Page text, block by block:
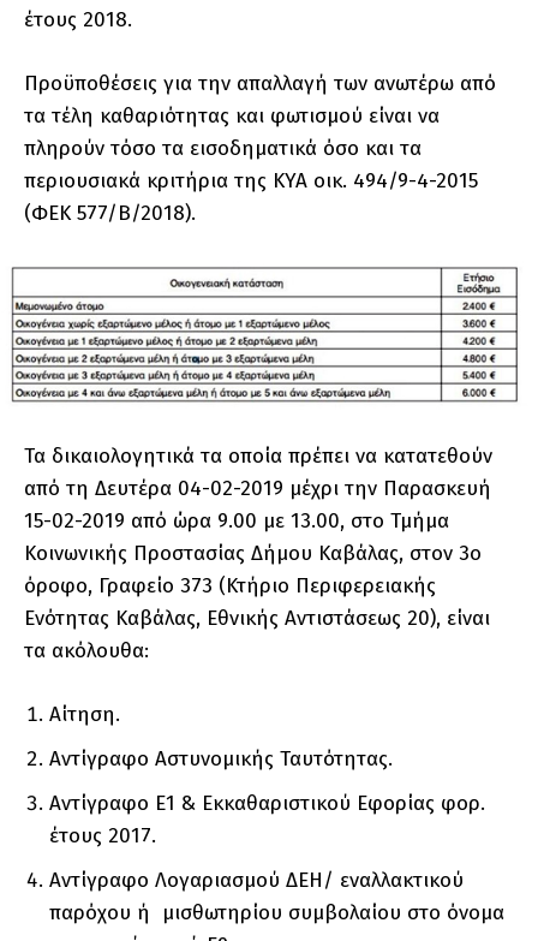
έτους 2018.
Προϋποθέσεις για την απαλλαγή των ανωτέρω από
τα τέλη καθαριότητας και φωτισμού είναι να
πληρούν τόσο τα εισοδηματικά όσο και τα
περιουσιακά κριτήρια της ΚΥΑ οικ. 494/9-4-2015
(ΦΕΚ 577/Β΄/2018).
Τα δικαιολογητικά τα οποία πρέπει να κατατεθούν
από τη Δευτέρα 04-02-2019 μέχρι την Παρασκευή
15-02-2019 από ώρα 9.00 με 13.00, στο Τμήμα
Κοινωνικής Προστασίας Δήμου Καβάλας, στον 3ο
όροφο, Γραφείο 373 (Κτήριο Περιφερειακής
Ενότητας Καβάλας, Εθνικής Αντιστάσεως 20), είναι
τα ακόλουθα:
Αίτηση.
Αντίγραφο Αστυνομικής Ταυτότητας.
Αντίγραφο Ε1 & Εκκαθαριστικού Εφορίας φορ.
έτους 2017.
Αντίγραφο Λογαριασμού ΔΕΗ/ εναλλακτικού
παρόχου ή μισθωτηρίου συμβολαίου στο όνομα